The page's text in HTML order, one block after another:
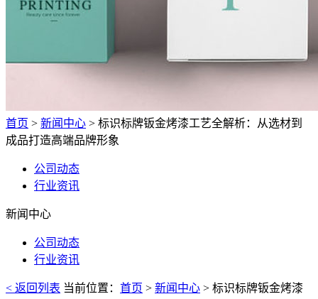
首页 > 新闻中心 > 标识标牌钣金烤漆工艺全解析：从选材到
成品打造高端品牌形象
公司动态
行业资讯
新闻中心
公司动态
行业资讯
< 返回列表 当前位置： 首页 > 新闻中心 > 标识标牌钣金烤漆